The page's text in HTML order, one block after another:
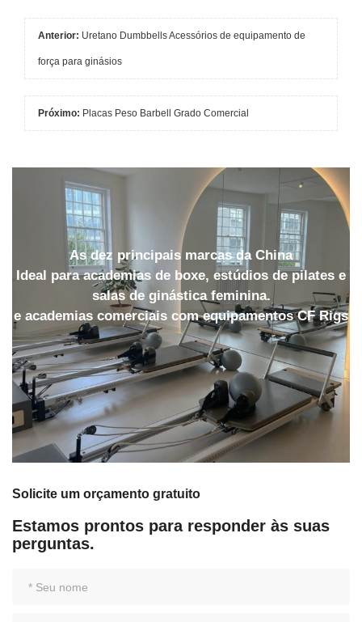
Anterior: Uretano Dumbbells Acessórios de equipamento de
força para ginásios
Próximo: Placas Peso Barbell Grado Comercial
As dez principais marcas da China
Ideal para academias de boxe, estúdios de pilates e
salas de ginástica feminina.
e academias comerciais com equipamentos CF Rigs
Solicite um orçamento gratuito
Estamos prontos para responder às suas
perguntas.